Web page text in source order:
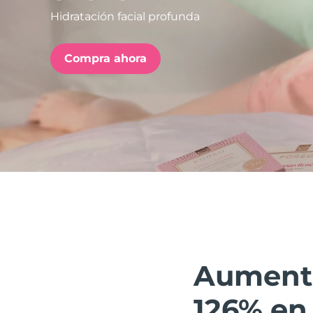
Hidratación facial profunda
Compra ahora
issa™ Teeth Whitening Set
FAQ™ Dual LED Panel
POPULAR